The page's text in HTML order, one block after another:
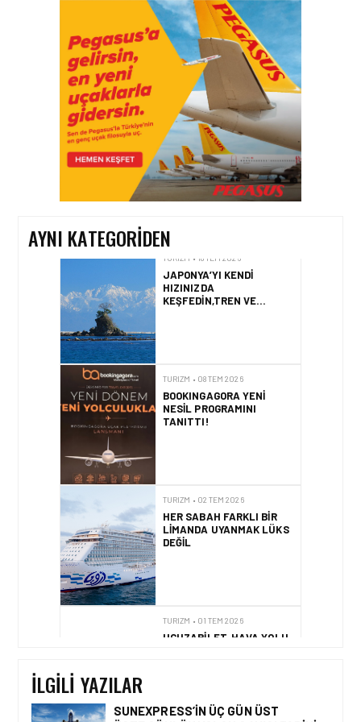
AYNI KATEGORIDEN
TURIZM • 24 TEM 2026
AIRVIATECH VE WINGIE
ENUYGUN GROUP’TAN
SEYAHAT
TEKNOLOJILERINDE GÜÇ
BIRLIĞI
TURIZM • 24 TEM 2026
ENUYGUN.COM’DAN YAZ
ROTASI: TÜRKIYE’NIN EN
POPÜLER PLAJLARI
TURIZM • 18 TEM 2026
JAPONYA’YI KENDI
HIZINIZDA
KEŞFEDIN,TREN VE
TURIZM • 08 TEM 2026
BOOKINGAGORA YENI
NESIL PROGRAMINI
TANITTI!
TURIZM • 02 TEM 2026
HER SABAH FARKLI BIR
LIMANDA UYANMAK LÜKS
DEĞIL
TURIZM • 01 TEM 2026
UCUZABILET, HAVA YOLU
İLGILI YAZILAR
SUNEXPRESS’IN ÜÇ GÜN ÜST